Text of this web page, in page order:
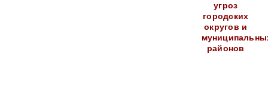
угроз
городских
округов и
районов